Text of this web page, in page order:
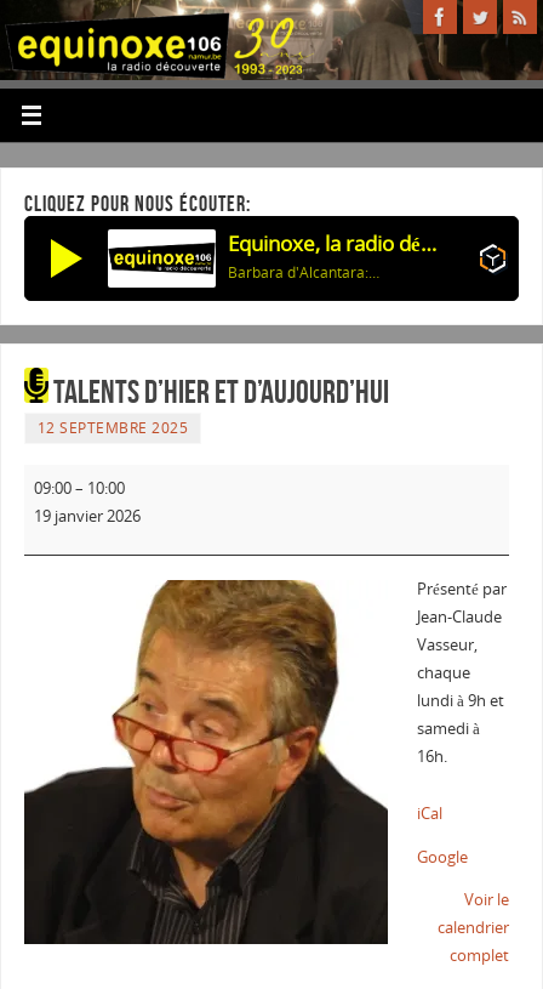
CLIQUEZ POUR NOUS ÉCOUTER:
Equinoxe, la radio découverte
Barbara d'Alcantara: Si je n'aimais que toi en toi, Anna de Noaïlles, musique: Julos Beaucarne
Talents d’hier et d’aujourd’hui
12 SEPTEMBRE 2025
09:00– 10:00
19 janvier 2026
Présenté par
Jean-Claude
Vasseur,
chaque
lundi à 9h et
samedi à
16h.
iCal
Google
Voir le
calendrier
complet